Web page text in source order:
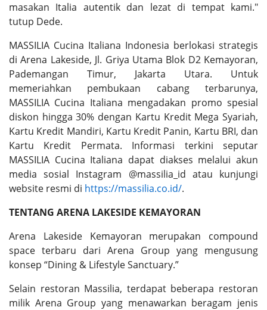
masakan Italia autentik dan lezat di tempat kami."
tutup Dede.
MASSILIA Cucina Italiana Indonesia berlokasi strategis
di Arena Lakeside, Jl. Griya Utama Blok D2 Kemayoran,
Pademangan Timur, Jakarta Utara. Untuk
memeriahkan pembukaan cabang terbarunya,
MASSILIA Cucina Italiana mengadakan promo spesial
diskon hingga 30% dengan Kartu Kredit Mega Syariah,
Kartu Kredit Mandiri, Kartu Kredit Panin, Kartu BRI, dan
Kartu Kredit Permata. Informasi terkini seputar
MASSILIA Cucina Italiana dapat diakses melalui akun
media sosial Instagram @massilia_id atau kunjungi
website resmi di https://massilia.co.id/.
TENTANG ARENA LAKESIDE KEMAYORAN
Arena Lakeside Kemayoran merupakan compound
space terbaru dari Arena Group yang mengusung
konsep “Dining & Lifestyle Sanctuary.”
Selain restoran Massilia, terdapat beberapa restoran
milik Arena Group yang menawarkan beragam jenis